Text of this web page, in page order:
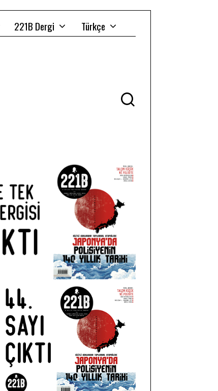
221B Dergi Türkçe